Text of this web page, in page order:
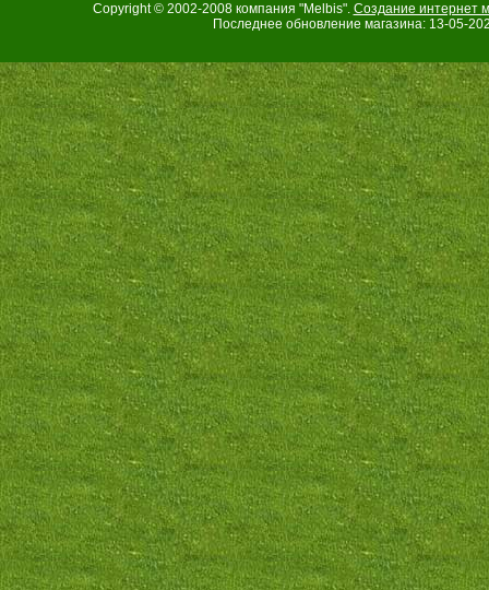
Copyright © 2002-2008 компания "Melbis". Создание интернет
Последнее обновление магазина: 13-05-